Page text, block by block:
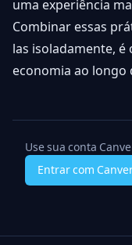
uma experiência
Combinar essas
las isoladamente, é
economia ao longo
Use sua conta
Entrar com